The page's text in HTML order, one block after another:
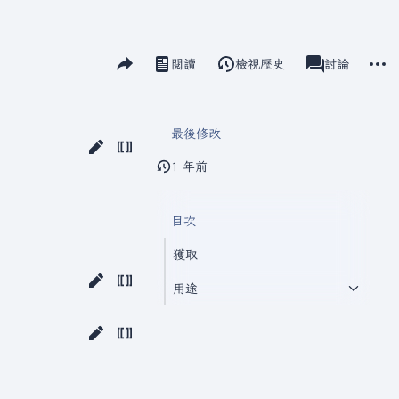
分享此頁面
視圖閱讀 檢視歷史 associated-
瓦爾海姆
討論
最後修改
1 年前
目次
獲取
用途